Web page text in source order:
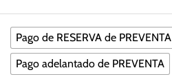
Pago de RESERVA de PREVENTA
Pago adelantado de PREVENTA